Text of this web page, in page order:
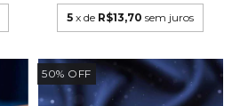
5 x de R$13,70 sem juros
50% OFF